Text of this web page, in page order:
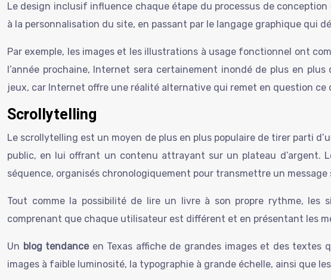
Le design inclusif influence chaque étape du processus de conception
à la personnalisation du site, en passant par le langage graphique qui
Par exemple, les images et les illustrations à usage fonctionnel ont
l’année prochaine, Internet sera certainement inondé de plus en
jeux, car Internet offre une réalité alternative qui remet en question ce
Scrollytelling
Le scrollytelling est un moyen de plus en plus populaire de tirer parti
public, en lui offrant un contenu attrayant sur un plateau d’argent.
séquence, organisés chronologiquement pour transmettre un
Tout comme la possibilité de lire un livre à son propre rythme, les
comprenant que chaque utilisateur est différent et en présentant les
Un blog tendance en Texas affiche de grandes images et des textes
images à faible luminosité, la typographie à grande échelle, ainsi que